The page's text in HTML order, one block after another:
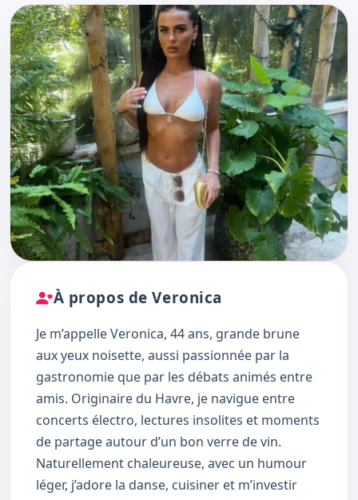
À propos de Veronica
Je m’appelle Veronica, 44 ans, grande brune
aux yeux noisette, aussi passionnée par la
gastronomie que par les débats animés entre
amis. Originaire du Havre, je navigue entre
concerts électro, lectures insolites et moments
de partage autour d’un bon verre de vin.
Naturellement chaleureuse, avec un humour
léger, j’adore la danse, cuisiner et m’investir